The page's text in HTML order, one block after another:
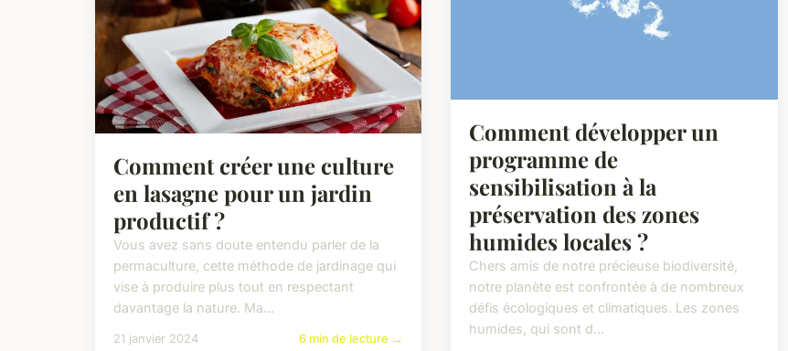
Comment créer une culture
en lasagne pour un jardin
productif ?
Vous avez sans doute entendu parler de la
permaculture, cette méthode de jardinage qui
vise à produire plus tout en respectant
davantage la nature. Ma...
21 janvier 2024 6 min de lecture →
Comment développer un
programme de
sensibilisation à la
préservation des zones
humides locales ?
Chers amis de notre précieuse biodiversité,
notre planète est confrontée à de nombreux
défis écologiques et climatiques. Les zones
humides, qui sont d...